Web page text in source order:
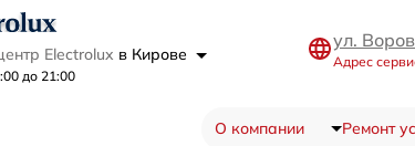
Electrolux в Кирове
до 21:00
ул.
Адрес
О компании Ремонт